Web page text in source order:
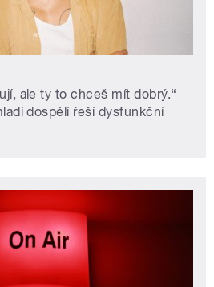
ale ty to chceš mít dobrý.“
dospělí řeší dysfunkční